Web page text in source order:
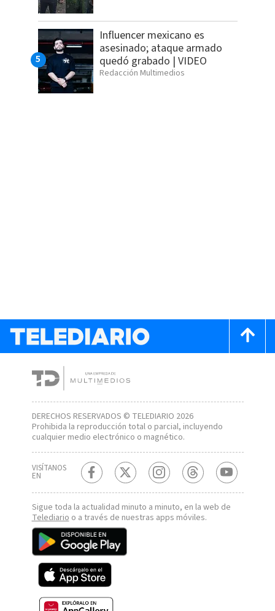
Influencer mexicano es
asesinado; ataque armado
quedó grabado | VIDEO
Redacción Multimedios
DERECHOS RESERVADOS © TELEDIARIO 2026
Prohibida la reproducción total o parcial, incluyendo
cualquier medio electrónico o magnético.
VISÍTANOS
EN
Sigue toda la actualidad minuto a minuto, en la web de
Telediario o a través de nuestras apps móviles.